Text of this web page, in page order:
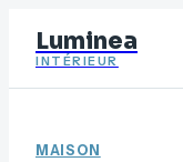
Luminea
INTÉRIEUR
MAISON